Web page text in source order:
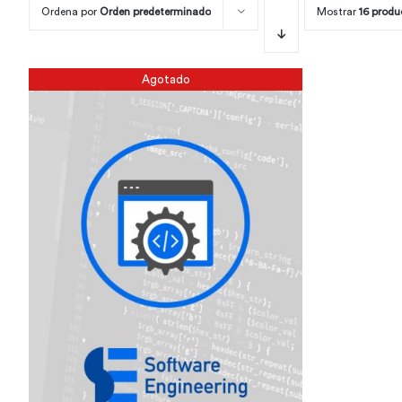
Ordena por Orden predeterminado Mostrar 16
Agotado